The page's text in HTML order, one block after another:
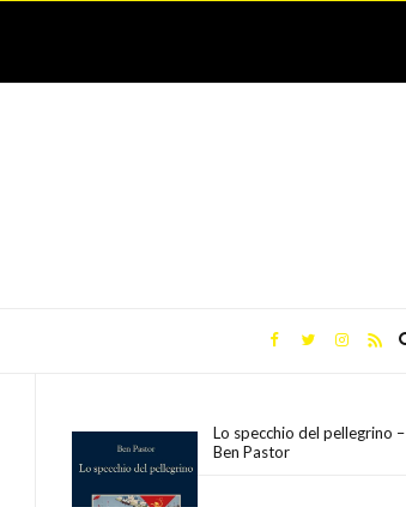
Lo specchio del pellegrino –
Ben Pastor